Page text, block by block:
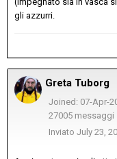
gli azzurri.
Greta Tuborg
Joined: 07-Apr-
27005 messaggi
Inviato July 23,